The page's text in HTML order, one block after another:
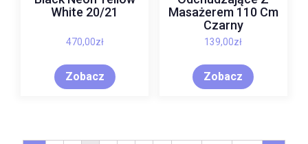
White 20/21
470,00zł
Zobacz
Masażerem 110 Cm
Czarny
139,00zł
Zobacz